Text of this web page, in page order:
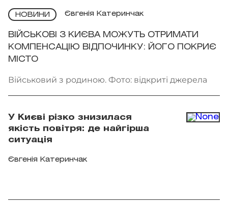
НОВИНИ Євгенія Катеринчак
ВІЙСЬКОВІ З КИЄВА МОЖУТЬ ОТРИМАТИ
КОМПЕНСАЦІЮ ВІДПОЧИНКУ: ЙОГО ПОКРИЄ
МІСТО
Військовий з родиною. Фото: відкриті джерела
У Києві різко знизилася
якість повітря: де найгірша
ситуація
Євгенія Катеринчак